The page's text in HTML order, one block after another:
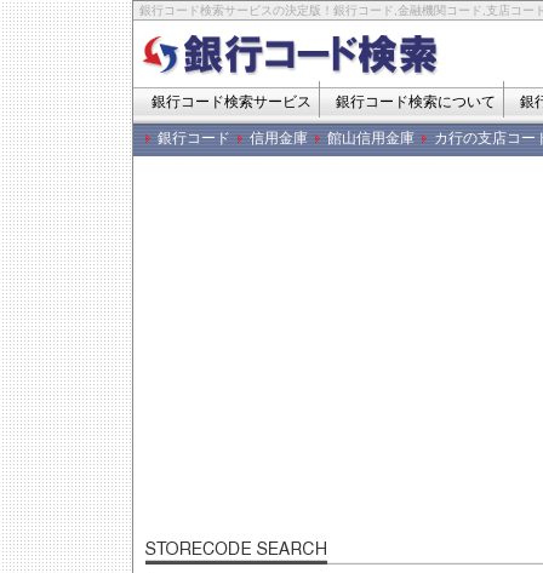
銀行コード検索サービスの決定版！銀行コード,金融機関コード,支店コー
銀行コード検索サービス 銀行コード検索について 銀
銀行コード 信用金庫 館山信用金庫 カ行の支店コー